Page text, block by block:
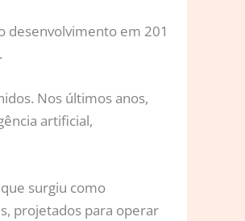
desenvolvimento em 201
Nos últimos anos,
artificial,
surgiu como
projetados para operar